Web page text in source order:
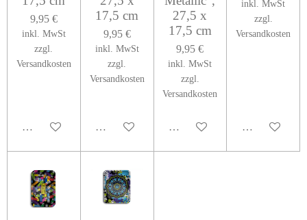
9,95 €
inkl. MwSt
zzgl.
Versandkosten
In den Warenkorb
17,5 cm
9,95 €
inkl. MwSt
zzgl.
Versandkosten
In den Warenkorb
27,5 x
17,5 cm
9,95 €
inkl. MwSt
zzgl.
Versandkosten
In den Warenkorb
inkl. MwSt
zzgl.
Versandkosten
Bei